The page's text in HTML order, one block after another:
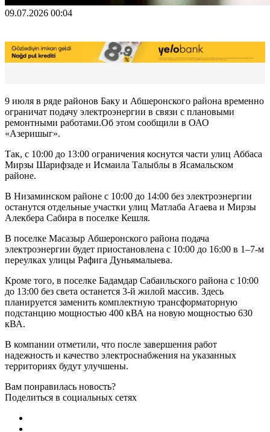
09.07.2026 00:04
9 июля в ряде районов Баку и Абшеронского района временно
ограничат подачу электроэнергии в связи с плановыми
ремонтными работами.Об этом сообщили в ОАО
«Азеришыг».
Так, с 10:00 до 13:00 ограничения коснутся части улиц Аббаса
Мирзы Шарифзаде и Исмаила Талыблы в Ясамальском
районе.
В Низаминском районе с 10:00 до 14:00 без электроэнергии
останутся отдельные участки улиц Матлаба Агаева и Мирзы
Алекбера Сабира в поселке Кешля.
В поселке Масазыр Абшеронского района подача
электроэнергии будет приостановлена с 10:00 до 16:00 в 1–7-м
переулках улицы Рафига Дуньямалыева.
Кроме того, в поселке Бадамдар Сабаильского района с 10:00
до 13:00 без света останется 3-й жилой массив. Здесь
планируется заменить комплектную трансформаторную
подстанцию мощностью 400 кВА на новую мощностью 630
кВА.
В компании отметили, что после завершения работ
надежность и качество электроснабжения на указанных
территориях будут улучшены.
Вам понравилась новость?
Поделиться в социальных сетях